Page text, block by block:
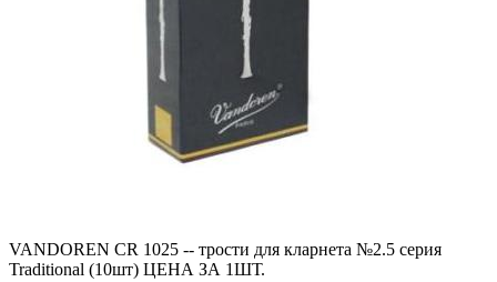
VANDOREN CR 1025 -- трости для кларнета №2.5 серия
Traditional (10шт) ЦЕНА ЗА 1ШТ.